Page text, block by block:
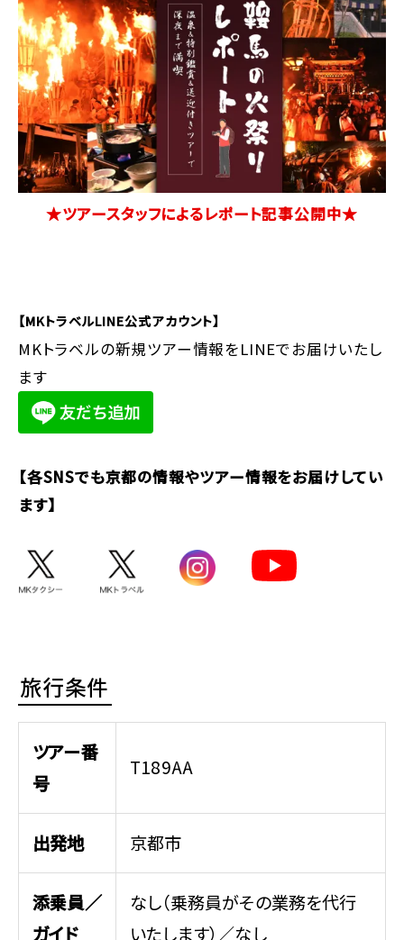
★ツアースタッフによるレポート記事公開中★
【MKトラベルLINE公式アカウント】
MKトラベルの新規ツアー情報をLINEでお届けいたし
ます
【各SNSでも京都の情報やツアー情報をお届けしてい
ます】
旅行条件
ツアー番
号
T189AA
出発地 京都市
添乗員／
ガイド
なし（乗務員がその業務を代行
いたします）／なし